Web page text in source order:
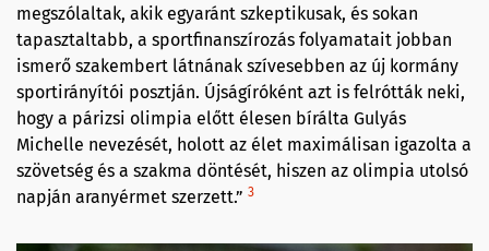
megszólaltak, akik egyaránt szkeptikusak, és sokan
tapasztaltabb, a sportfinanszírozás folyamatait jobban
ismerő szakembert látnának szívesebben az új kormány
sportirányítói posztján. Újságíróként azt is felrótták neki,
hogy a párizsi olimpia előtt élesen bírálta Gulyás
Michelle nevezését, holott az élet maximálisan igazolta a
szövetség és a szakma döntését, hiszen az olimpia utolsó
napján aranyérmet szerzett.” 3